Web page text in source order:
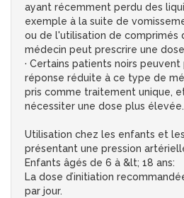
ayant récemment perdu des
exemple à la suite de
ou de l'utilisation de comprimés
médecin peut prescrire une
· Certains patients noirs
réponse réduite à ce type de
pris comme traitement unique,
nécessiter une dose plus élevée.
Utilisation chez les enfants et
présentant une pression
Enfants âgés de 6 à &lt; 18 ans:
La dose d’initiation
par jour.